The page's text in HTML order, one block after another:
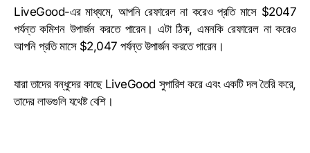
LiveGood-এর মাধ্যমে, আপনি রেফারেল না করেও প্রতি মাসে $2047
পর্যন্ত কমিশন উপার্জন করতে পারেন। এটা ঠিক, এমনকি রেফারেল না করেও
আপনি প্রতি মাসে $2,047 পর্যন্ত উপার্জন করতে পারেন।
যারা তাদের বন্ধুদের কাছে LiveGood সুপারিশ করে এবং একটি দল তৈরি করে,
তাদের লাভগুলি যথেষ্ট বেশি।